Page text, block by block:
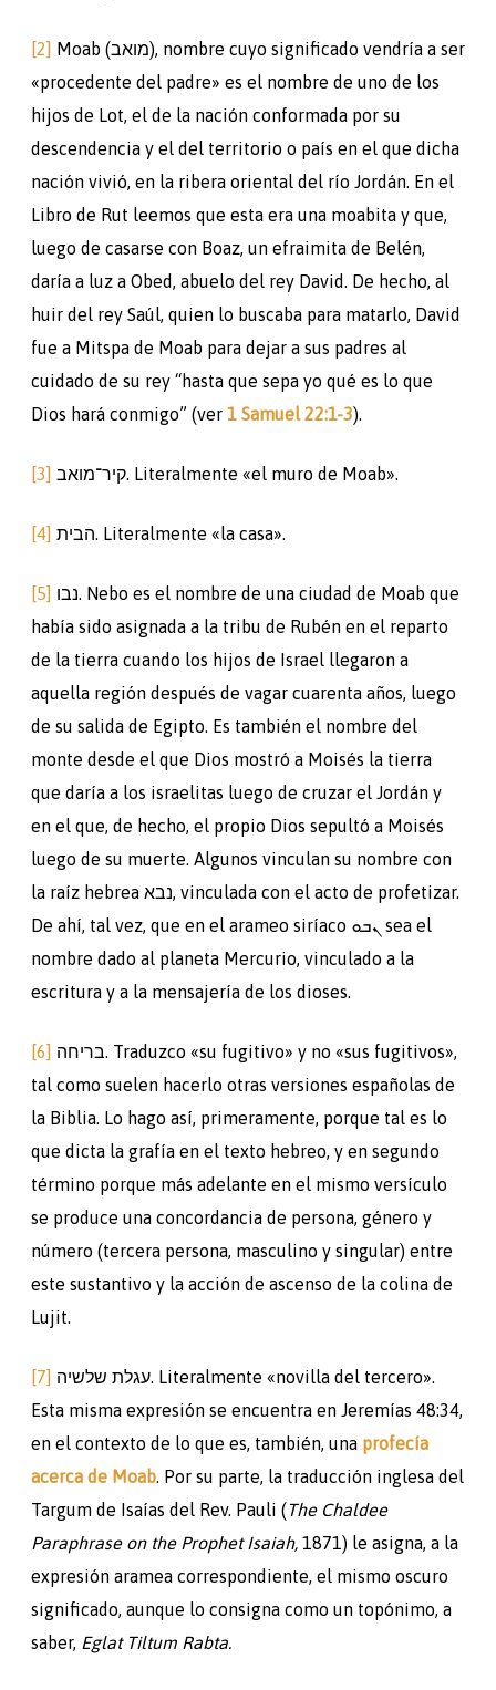
[2] Moab (מואב), nombre cuyo significado vendría a ser
«procedente del padre» es el nombre de uno de los
hijos de Lot, el de la nación conformada por su
descendencia y el del territorio o país en el que dicha
nación vivió, en la ribera oriental del río Jordán. En el
Libro de Rut leemos que esta era una moabita y que,
luego de casarse con Boaz, un efraimita de Belén,
daría a luz a Obed, abuelo del rey David. De hecho, al
huir del rey Saúl, quien lo buscaba para matarlo, David
fue a Mitspa de Moab para dejar a sus padres al
cuidado de su rey “hasta que sepa yo qué es lo que
Dios hará conmigo” (ver 1 Samuel 22:1-3).
[3] קיר־מואב. Literalmente «el muro de Moab».
[4] הבית. Literalmente «la casa».
[5]
había sido asignada a la tribu de Rubén en el reparto
de la tierra cuando los hijos de Israel llegaron a
aquella región después de vagar cuarenta años, luego
de su salida de Egipto. Es también el nombre del
monte desde el que Dios mostró a Moisés la tierra
que daría a los israelitas luego de cruzar el Jordán y
en el que, de hecho, el propio Dios sepultó a Moisés
luego de su muerte. Algunos vinculan su nombre con
la raíz hebrea נבא, vinculada con el acto de profetizar.
De ahí, tal vez, que en el arameo siríaco ܢܒܘ sea el
nombre dado al planeta Mercurio, vinculado a la
escritura y a la mensajería de los dioses.
[6]
tal como suelen hacerlo otras versiones españolas de
la Biblia. Lo hago así, primeramente, porque tal es lo
que dicta la grafía en el texto hebreo, y en segundo
término porque más adelante en el mismo versículo
se produce una concordancia de persona, género y
número (tercera persona, masculino y singular) entre
este sustantivo y la acción de ascenso de la colina de
Lujit.
[7]
Esta misma expresión se encuentra en Jeremías 48:34,
en el contexto de lo que es, también, una profecía
acerca de Moab. Por su parte, la traducción inglesa del
Targum de Isaías del Rev. Pauli (The Chaldee
Paraphrase on the Prophet Isaiah, 1871) le asigna, a la
expresión aramea correspondiente, el mismo oscuro
significado, aunque lo consigna como un topónimo, a
saber, Eglat Tiltum Rabta.